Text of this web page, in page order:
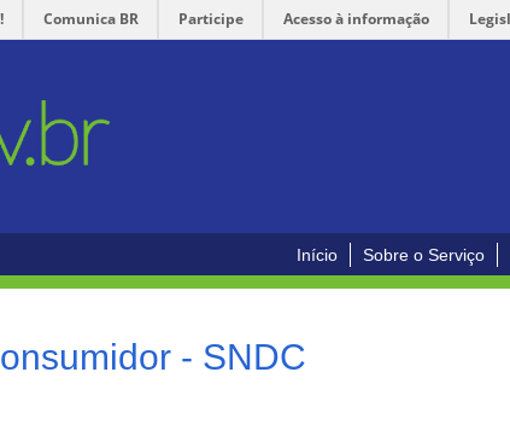
Comunica BR Participe Acesso à informação
Início Sobre o Serviço
- SNDC